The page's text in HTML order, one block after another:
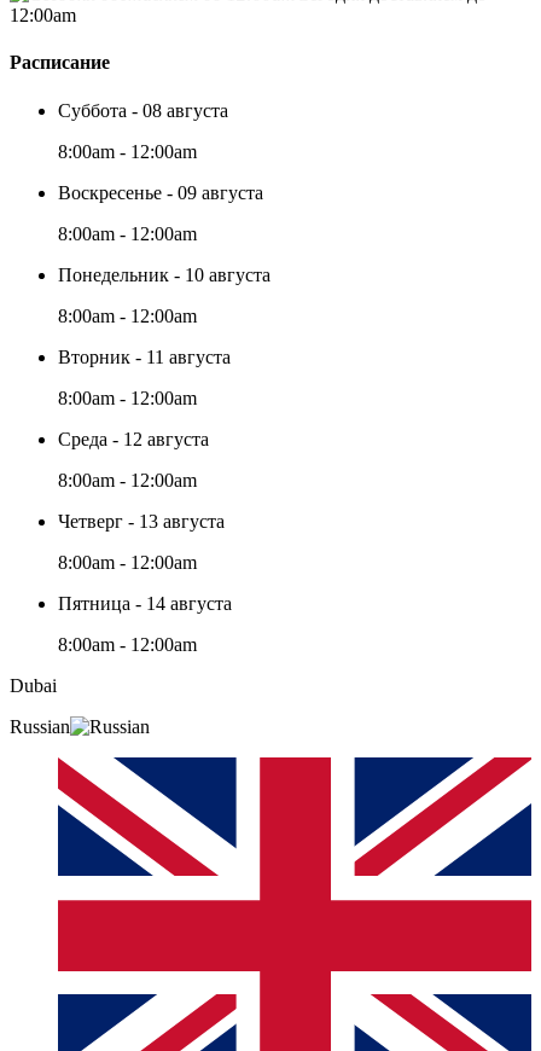
12:00am
Расписание
Суббота - 08 августа
8:00am - 12:00am
Воскресенье - 09 августа
8:00am - 12:00am
Понедельник - 10 августа
8:00am - 12:00am
Вторник - 11 августа
8:00am - 12:00am
Среда - 12 августа
8:00am - 12:00am
Четверг - 13 августа
8:00am - 12:00am
Пятница - 14 августа
8:00am - 12:00am
Dubai
Russian